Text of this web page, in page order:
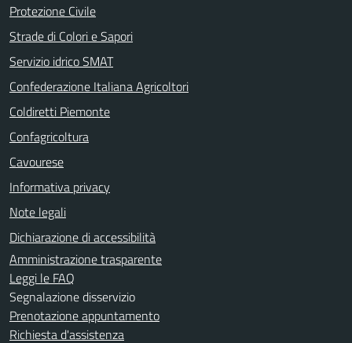
Protezione Civile
Strade di Colori e Sapori
Servizio idrico SMAT
Confederazione Italiana Agricoltori
Coldiretti Piemonte
Confagricoltura
Cavourese
Informativa privacy
Note legali
Dichiarazione di accessibilità
Amministrazione trasparente
Leggi le FAQ
Segnalazione disservizio
Prenotazione appuntamento
Richiesta d'assistenza